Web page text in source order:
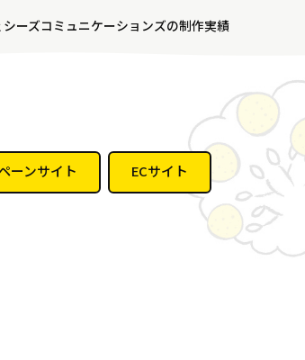
ーズコミュニケーションズの制作実績
ーンサイト ECサイト